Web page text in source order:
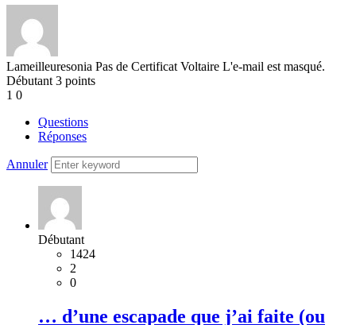
Lameilleuresonia Pas de Certificat Voltaire L'e-mail est masqué.
Débutant 3 points
1 0
Questions
Réponses
Annuler
Débutant
1424
2
0
… d’une escapade que j’ai faite (ou